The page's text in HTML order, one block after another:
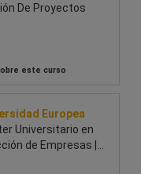
De Proyectos
este curso
Europea
Universitario en
de Empresas |